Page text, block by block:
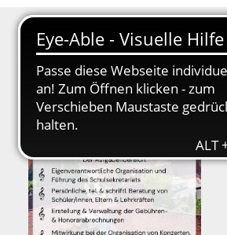
Stellenausschreibung